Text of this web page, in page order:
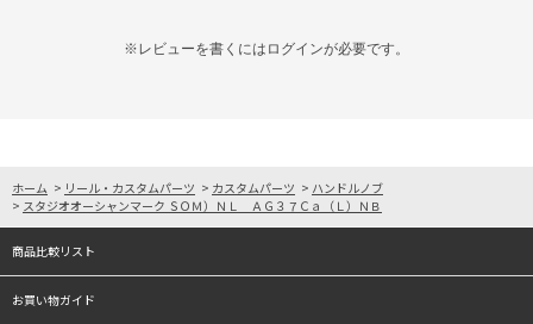
※レビューを書くには ログインが必要です。
ホーム > リール・カスタムパーツ > カスタムパーツ > ハンドルノブ
> スタジオオーシャンマーク ＳＯＭ）ＮＬ ＡＧ３７Ｃａ（Ｌ）ＮＢ
商品比較リスト
お買い物ガイド